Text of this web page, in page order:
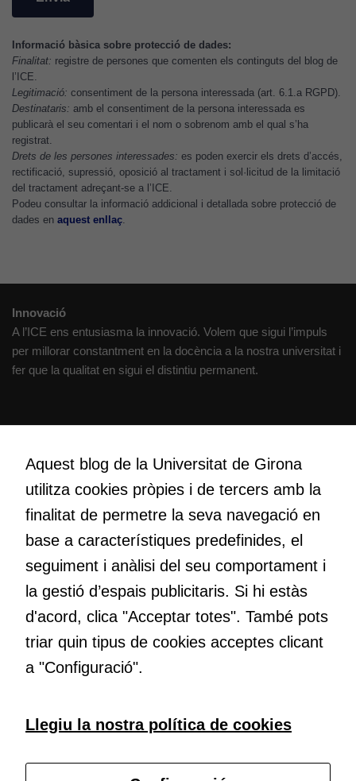
Informació bàsica sobre protecció de dades:
Finalitat: registre de persones que comenten els continguts del blog de
l’ICE.
Legitimació: consentiment de la persona interessada (art. 6.1.a RGPD).
Destinataris: amb el consentiment de la persona interessada es
publicarà el seu comentari i el nom o sobrenom amb el qual s’ha
registrat.
Drets de les persones interessades: es poden exercir els drets d’accés,
rectificació, supressió, oposició al tractament i sol·licitud de la limitació
del tractament adreçant-se a l’ICE.
Podeu consultar la informació addicional i detallada sobre protecció de
dades en aquest enllaç.
Innovació
A l’ICE ens entusiasma la innovació. Volem que sigui l’impuls
per millorar constantment en la docència a la nostra universitat i
fer que la qualitat en sigui el distintiu permanent.
Volem crear espais de reflexió i de debat, espais on qüestionar-
nos el que estem fent, atrevir-nos a pensar noves i millors
maneres de fer-ho i generar plegats idees innovadores.
Educació
transformació. Volem contribuir a millorar-la impulsant
metodologies docents actives i ambients d’aprenentatge
dinàmics.
Subscriu-te al butlletí
Configura les cookies
Aquest blog de la Universitat de Girona
utilitza cookies pròpies i de tercers amb la
finalitat de permetre la seva navegació en
base a característiques predefinides, el
seguiment i anàlisi del seu comportament i
la gestió d’espais publicitaris. Si hi estàs
d'acord, clica "Acceptar totes". També pots
triar quin tipus de cookies acceptes clicant
a "Configuració".
Llegiu la nostra política de cookies
Analytics
per tal que
millorar la
funcionalitat
del lloc
web, en
com aquest
Per tal que el
nostre lloc web
tingui el millor
aquestes
cookies,
funcionalitats
desapareixeran
del lloc web.
Cookies de
màrqueting
Per a oferir
amb els
l'usuari, bé